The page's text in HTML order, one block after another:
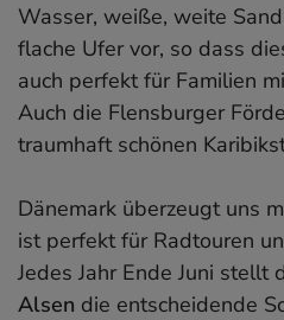
Wasser, weiße, weite
flache Ufer vor, so dass
auch perfekt für Familien
Auch die Flensburger
traumhaft schönen
Dänemark überzeugt uns
ist perfekt für Radtouren
Jedes Jahr Ende Juni stellt
Alsen die entscheidende